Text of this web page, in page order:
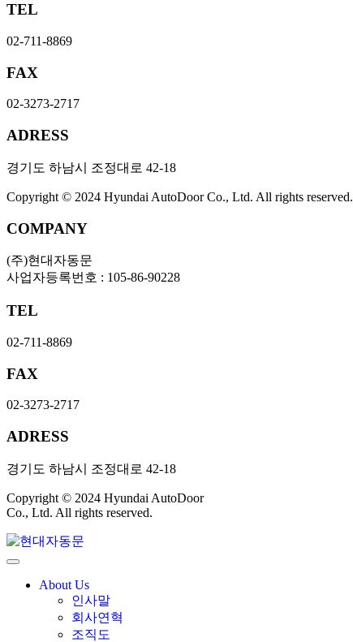
TEL
02-711-8869
FAX
02-3273-2717
ADRESS
경기도 하남시 조정대로 42-18
Copyright © 2024 Hyundai AutoDoor Co., Ltd. All rights reserved.
COMPANY
(주)현대자동문
사업자등록번호 : 105-86-90228
TEL
02-711-8869
FAX
02-3273-2717
ADRESS
경기도 하남시 조정대로 42-18
Copyright © 2024 Hyundai AutoDoor
Co., Ltd. All rights reserved.
About Us
인사말
회사연혁
조직도